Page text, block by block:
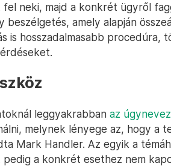
neki, majd a konkrét ügyről
beszélgetés, amely alapján
is hosszadalmasabb procedúra,
leggyakrabban az
melynek lényege az, hogy a
Mark Handler. Az egyik a
pedig a konkrét esethez nem